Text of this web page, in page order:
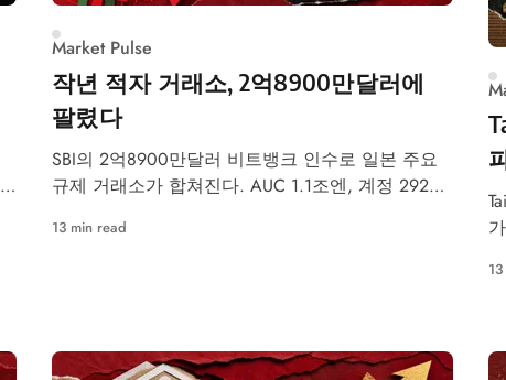
Market Pulse
작년 적자 거래소, 2억8900만달러에
팔렸다
SBI의 2억8900만달러 비트뱅크 인수로 일본 주요
규제 거래소가 합쳐진다. AUC 1.1조엔, 계정 292만
13 min read